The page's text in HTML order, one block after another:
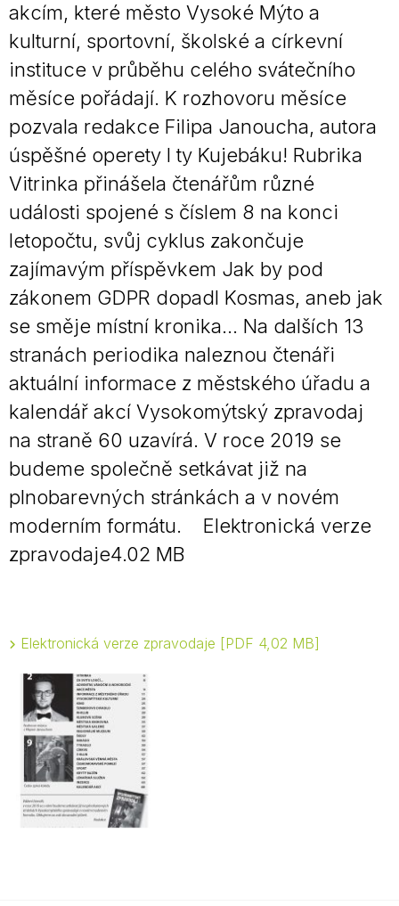
akcím, které město Vysoké Mýto a
kulturní, sportovní, školské a církevní
instituce v průběhu celého svátečního
měsíce pořádají. K rozhovoru měsíce
pozvala redakce Filipa Janoucha, autora
úspěšné operety I ty Kujebáku! Rubrika
Vitrinka přinášela čtenářům různé
události spojené s číslem 8 na konci
letopočtu, svůj cyklus zakončuje
zajímavým příspěvkem Jak by pod
zákonem GDPR dopadl Kosmas, aneb jak
se směje místní kronika… Na dalších 13
stranách periodika naleznou čtenáři
aktuální informace z městského úřadu a
kalendář akcí Vysokomýtský zpravodaj
na straně 60 uzavírá. V roce 2019 se
budeme společně setkávat již na
plnobarevných stránkách a v novém
moderním formátu. Elektronická verze
zpravodaje4.02 MB
Elektronická verze zpravodaje PDF 4,02 MB